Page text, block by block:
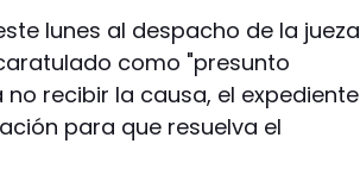
lunes al despacho de la jueza
como "presunto
no recibir la causa, el expediente
para que resuelva el